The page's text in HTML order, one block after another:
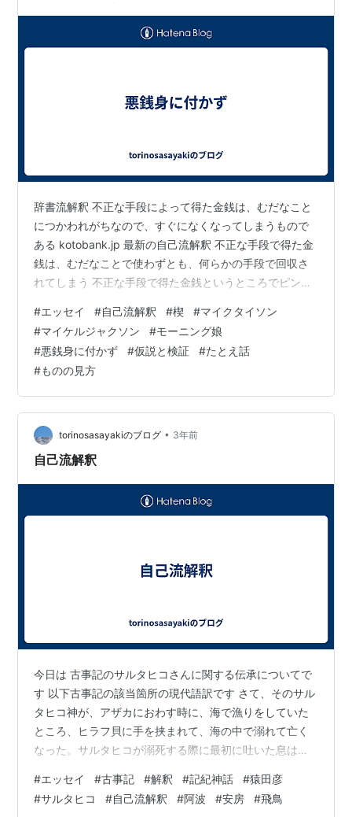
辞書流解釈 不正な手段によって得た金銭は、むだなこと
につかわれがちなので、すぐになくなってしまうもので
ある kotobank.jp 最新の自己流解釈 不正な手段で得た金
銭は、むだなことで使わずとも、何らかの手段で回収さ
れてしまう 不正な手段で得た金銭というところでピンと
で行くと マイクタイソンさん マイケルジャクソンさん
モーニング娘の面々さん これらの方々の人生を見てみる
と非常にわかり易いですよね それらの方々を利用してお
金をできるだけガンガンかき集める そしてそれらの方々
は金銭含めて一時的な大いなる成功を手にする この大い
なる成功はその後の…
#エッセイ #自己流解釈 #楔 #マイクタイソン
#マイケルジャクソン #モーニング娘
#悪銭身に付かず #仮説と検証 #たとえ話
#ものの見方
torinosasayakiのブログ • 3年前
自己流解釈
今日は 古事記のサルタヒコさんに関する伝承についてで
す 以下古事記の該当箇所の現代語訳です さて、そのサル
タヒコ神が、アザカにおわす時に、海で漁りをしていた
ところ、ヒラフ貝に手を挟まれて、海の中で溺れて亡く
なった。サルタヒコが溺死する際に最初に吐いた息は、
昇って「都夫多都御魂つぶたつみたま」となり、泡が水
面で弾けて「阿和佐久御魂あわさくみたま」となった。
#エッセイ #古事記 #解釈 #記紀神話 #猿田彦
#サルタヒコ #自己流解釈 #阿波 #安房 #飛鳥